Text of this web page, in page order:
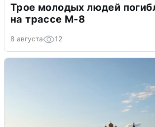
Трое молодых людей
на трассе М-8
8 августа 12